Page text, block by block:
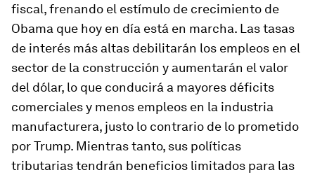
fiscal, frenando el estímulo de crecimiento de
Obama que hoy en día está en marcha. Las tasas
de interés más altas debilitarán los empleos en el
sector de la construcción y aumentarán el valor
del dólar, lo que conducirá a mayores déficits
comerciales y menos empleos en la industria
manufacturera, justo lo contrario de lo prometido
por Trump. Mientras tanto, sus políticas
tributarias tendrán beneficios limitados para las